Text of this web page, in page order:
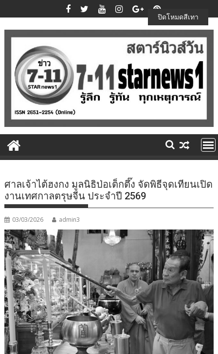
to
content
ศาลเจ้าไต้ฮงกง มูลนิธิป่อเต็กตึ๊ง จัดพิธีจุดเทียนเปิด
งานเทศกาลตรุษจีน ประจำปี 2569
03/03/2026 admin3
ปิดโหมดสีเทา